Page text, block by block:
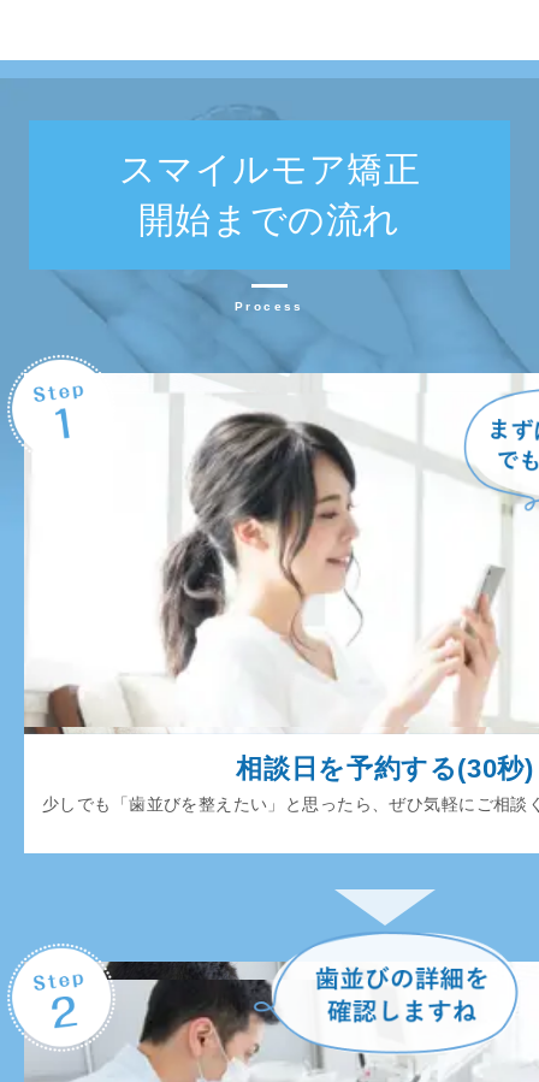
スマイルモア矯正
開始までの流れ
Process
相談日を予約する(30秒)
少しでも「歯並びを整えたい」と思ったら、ぜひ気軽にご相談